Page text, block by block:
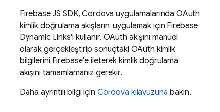
Firebase JS SDK, Cordova uygulamalarında OAuth
kimlik doğrulama akışlarını uygulamak için Firebase
Dynamic Links'i kullanır. OAuth akışını manuel
olarak gerçekleştirip sonuçtaki OAuth kimlik
bilgilerini Firebase'e ileterek kimlik doğrulama
akışını tamamlamanız gerekir.
Daha ayrıntılı bilgi için Cordova kılavuzuna bakın.